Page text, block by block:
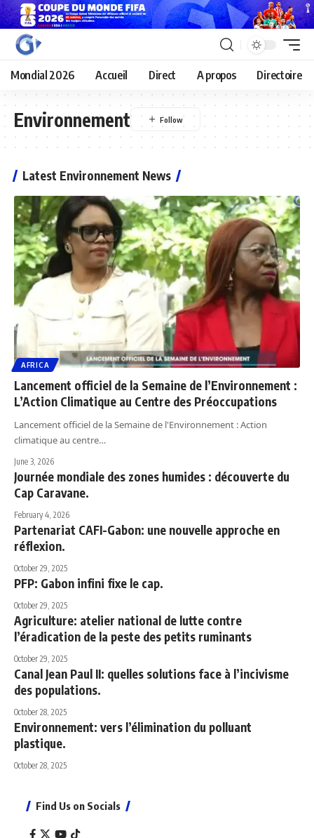
Mondial 2026 Accueil Direct A propos Directoire
Environnement
Latest Environnement News
AFRICA
Lancement officiel de la Semaine de l’Environnement :
L’Action Climatique au Centre des Préoccupations
Lancement officiel de la Semaine de l'Environnement : Action
climatique au centre…
June 3, 2026
Journée mondiale des zones humides : découverte du
Cap Caravane.
February 4, 2026
Partenariat CAFI-Gabon: une nouvelle approche en
réflexion.
October 29, 2025
PFP: Gabon infini fixe le cap.
October 29, 2025
Agriculture: atelier national de lutte contre
l’éradication de la peste des petits ruminants
October 29, 2025
Canal Jean Paul II: quelles solutions face à l’incivisme
des populations.
October 28, 2025
Environnement: vers l’élimination du polluant
plastique.
October 28, 2025
Find Us on Socials